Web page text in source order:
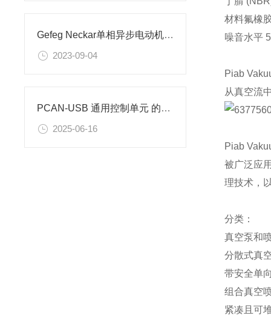
Gefeg Neckar单相异步电动机的特点及原理
2023-09-04
PCAN-USB 通用控制单元 的参数
2025-06-16
材料氟橡
噪音水平
Piab
从真空流
Piab
被广泛应
理技术，
分类：
真空泵和
分散式真
带安全单
组合真空
紧凑且可